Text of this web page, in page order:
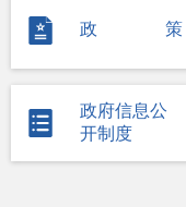
政策
政府信息公
开制度